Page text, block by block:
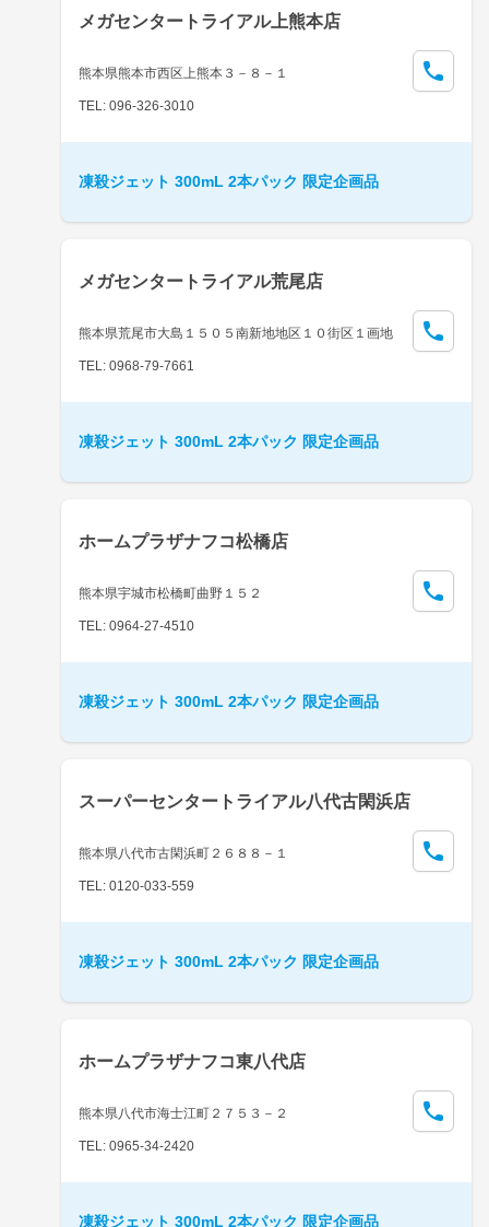
メガセンタートライアル上熊本店
熊本県熊本市西区上熊本３－８－１
TEL: 096-326-3010
凍殺ジェット 300mL 2本パック 限定企画品
メガセンタートライアル荒尾店
熊本県荒尾市大島１５０５南新地地区１０街区１画地
TEL: 0968-79-7661
凍殺ジェット 300mL 2本パック 限定企画品
ホームプラザナフコ松橋店
熊本県宇城市松橋町曲野１５２
TEL: 0964-27-4510
凍殺ジェット 300mL 2本パック 限定企画品
スーパーセンタートライアル八代古閑浜店
熊本県八代市古閑浜町２６８８－１
TEL: 0120-033-559
凍殺ジェット 300mL 2本パック 限定企画品
ホームプラザナフコ東八代店
熊本県八代市海士江町２７５３－２
TEL: 0965-34-2420
凍殺ジェット 300mL 2本パック 限定企画品